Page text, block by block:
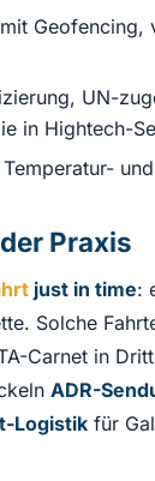
UN-
in Hightech-
Praxis
just in time:
Solche
Carnet in
ADR-
Logistik für